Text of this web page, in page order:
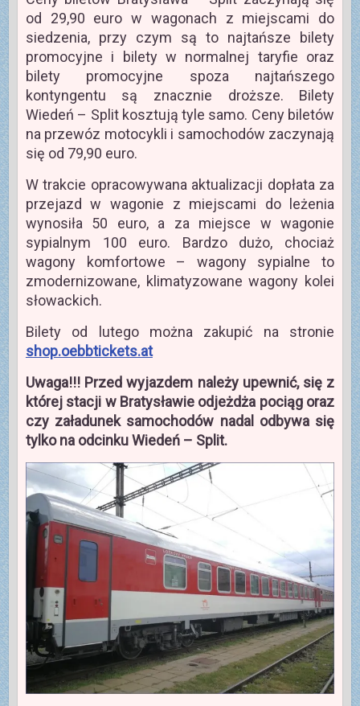
od 29,90 euro w wagonach z miejscami do
siedzenia, przy czym są to najtańsze bilety
promocyjne i bilety w normalnej taryfie oraz
bilety promocyjne spoza najtańszego
kontyngentu są znacznie droższe. Bilety
Wiedeń – Split kosztują tyle samo. Ceny biletów
na przewóz motocykli i samochodów zaczynają
się od 79,90 euro.
W trakcie opracowywana aktualizacji dopłata za
przejazd w wagonie z miejscami do leżenia
wynosiła 50 euro, a za miejsce w wagonie
sypialnym 100 euro. Bardzo dużo, chociaż
wagony komfortowe – wagony sypialne to
zmodernizowane, klimatyzowane wagony kolei
słowackich.
Bilety od lutego można zakupić na stronie
shop.oebbtickets.at
Uwaga!!! Przed wyjazdem należy upewnić, się z
której stacji w Bratysławie odjeżdża pociąg oraz
czy załadunek samochodów nadal odbywa się
tylko na odcinku Wiedeń – Split.